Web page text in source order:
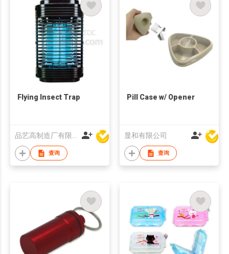
Flying Insect Trap
查询
Pill Case w/ Opener
显和有限公司
查询